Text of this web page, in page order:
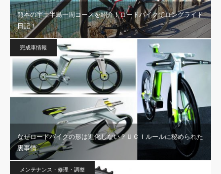
熊本の宇土半島一周コースを紹介！ロードバイクでロングライド
日記！
完成車情報
なぜロードバイクの形は進化しない？ＵＣＩルールに秘められた
裏事情
メンテナンス・修理・調整